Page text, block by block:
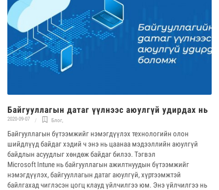
Байгууллагын датаг үүлнээс аюулгүй удирдах нь
2020-09-07 Блог,
Байгууллагын бүтээмжийг нэмэгдүүлэх технологийн олон
шийдлүүд байдаг хэдий ч энэ нь цаанаа мэдээллийн аюулгүй
байдлын асуудлыг хөндөж байдаг билээ. Тэгвэл
Microsoft Intune нь байгууллагын ажилтнуудын бүтээмжийг
нэмэгдүүлэх, байгууллагын датаг аюулгүй, хүртээмжтэй
байлгахад чиглэсэн цогц клауд үйлчилгээ юм. Энэ үйлчилгээ нь